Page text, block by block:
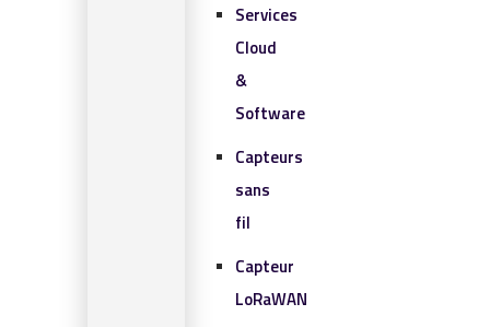
Services
Cloud
&
Software
Capteurs
sans
fil
Capteur
LoRaWAN